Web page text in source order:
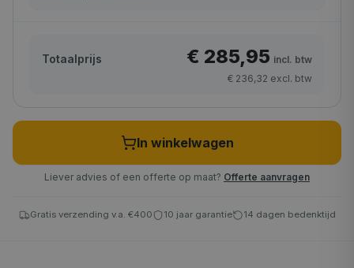
Totaalprijs € 285,95 incl. btw
€ 236,32 excl. btw
In winkelwagen
Liever advies of een offerte op maat? Offerte aanvragen
Gratis verzending v.a. €400 10 jaar garantie 14 dagen bedenktijd